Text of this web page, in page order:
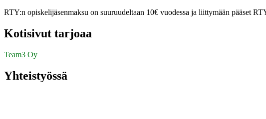
RTY:n opiskelijäsenmaksu on suuruudeltaan 10€ vuodessa ja liittymään pääset
Kotisivut tarjoaa
Team3 Oy
Yhteistyössä